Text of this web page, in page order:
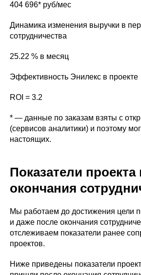
404 696* руб/мес
Динамика изменения выручки в
сотрудничества
25.22 % в месяц
Эффективность Энилекс в проекте
ROI = 3.2
* — данные по заказам взяты с
(сервисов аналитики) и поэтому
настоящих.
Показатели проекта
окончания
Мы работаем до достижения цели
и даже после окончания
отслеживаем показатели ранее
проектов.
Ниже приведены показатели